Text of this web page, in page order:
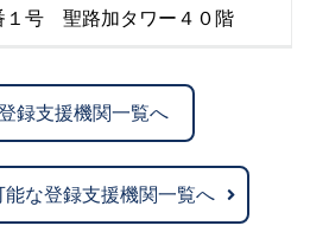
１号 聖路加タワー４０階
録支援機関一覧へ
能な登録支援機関一覧へ